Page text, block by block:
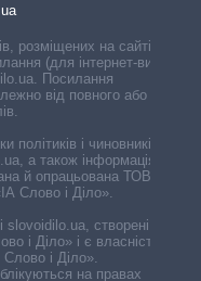
розміщених на сайті,
(для інтернет-видань
Посилання
від повного або
і чиновників,
а також інформація про
й опрацьована ТОВ «ІА
Слово і Діло».
slovoidilo.ua, створені ГО
і Діло» і є власністю
і Діло».
на правах